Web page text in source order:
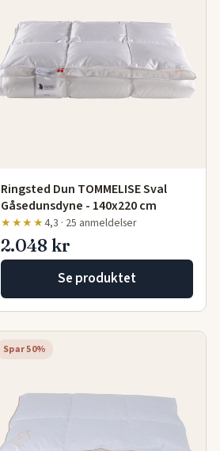
Ringsted Dun TOMMELISE Sval
Gåsedunsdyne - 140x220 cm
★★★★4,3 · 25 anmeldelser
2.048 kr
Se produktet
Spar 50%